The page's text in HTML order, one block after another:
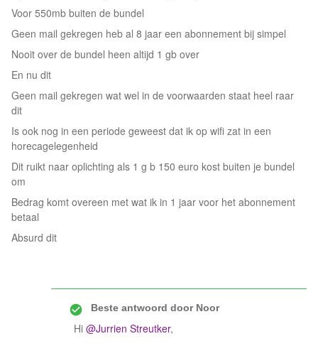
Voor 550mb buiten de bundel
Geen mail gekregen heb al 8 jaar een abonnement bij simpel
Nooit over de bundel heen altijd 1 gb over
En nu dit
Geen mail gekregen wat wel in de voorwaarden staat heel raar
dit
Is ook nog in een periode geweest dat ik op wifi zat in een
horecagelegenheid
Dit ruikt naar oplichting als 1 g b 150 euro kost buiten je bundel
om
Bedrag komt overeen met wat ik in 1 jaar voor het abonnement
betaal
Absurd dit
Beste antwoord doorNoor
Hi @Jurrien Streutker,